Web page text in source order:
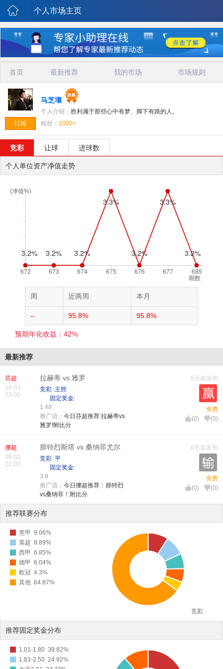
个人市场主页
首页 最新推荐 我的市场 市场规则
订阅
马芝壤
个人介绍： 胜利属于那些心中有梦、脚下有路的人。
粉丝： 2000+
竞彩 让球 进球数
个人单位资产净值走势
(净值%)
期数
周 近两周 本月
-- 95.8% 95.8%
预期年化收益：42%
最新推荐
芬超
08-01
23:00
拉赫蒂 vs 雅罗
竞彩 :主胜
固定奖金:
1.48
推广语： 今日芬超推荐:拉赫蒂vs
雅罗!附比分
8天前发布
免费
(0) (0)
挪超
08-01
22:00
腓特烈斯塔 vs 桑纳菲尤尔
竞彩 :平
固定奖金:
3.9
推广语： 今日挪超推荐：腓特烈
vs桑纳菲！附比分
8天前发布
免费
(0) (0)
推荐联赛分布
意甲 9.06%
英超 8.89%
西甲 6.85%
德甲 6.04%
欧冠 4.3%
其他 64.87%
竞彩
推荐固定奖金分布
1.01-1.80 39.82%
1.81-2.50 24.92%